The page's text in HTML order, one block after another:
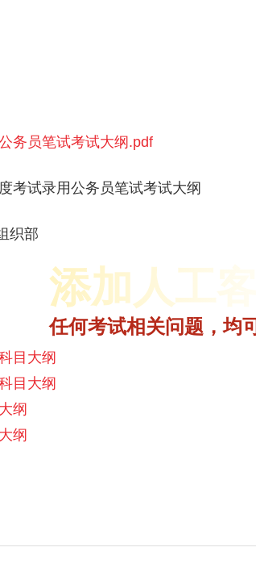
务员笔试考试大纲.pdf
考试录用公务员笔试考试大纲
织部
面试礼包
添加人工客
任何考试相关问题，均
目大纲
目大纲
纲
纲